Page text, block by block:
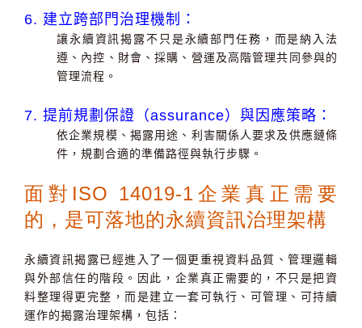
6. 建立跨部門治理機制：
讓永續資訊揭露不只是永續部門任務，而是納入法
遵、內控、財會、採購、營運及高階管理共同參與的
管理流程。
7. 提前規劃保證（assurance）與因應策略：
依企業規模、揭露用途、利害關係人要求及供應鏈條
件，規劃合適的準備路徑與執行步驟。
面對ISO 14019-1企業真正需要
的，是可落地的永續資訊治理架構
永續資訊揭露已經進入了一個更重視資料品質、管理邏輯
與外部信任的階段。因此，企業真正需要的，不只是把資
料整理得更完整，而是建立一套可執行、可管理、可持續
運作的揭露治理架構，包括：